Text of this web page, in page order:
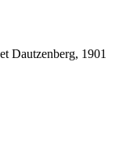
Dautzenberg, 1901